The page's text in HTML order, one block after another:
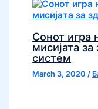
Сонот игра
мисијата
систем
March 3, 2020/